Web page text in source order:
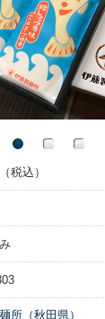
税込）
所（秋田県）